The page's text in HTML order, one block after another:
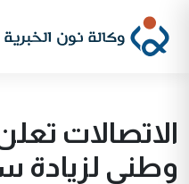
الاتصالات
وطني لزيادة